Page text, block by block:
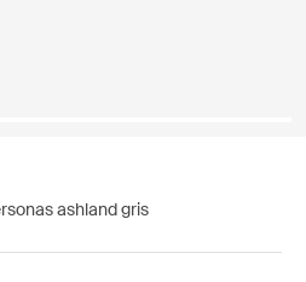
ashland gris